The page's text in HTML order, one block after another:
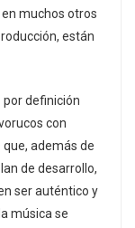
muchos otros
están
definición
con
además de
de desarrollo,
ser auténtico y
música se